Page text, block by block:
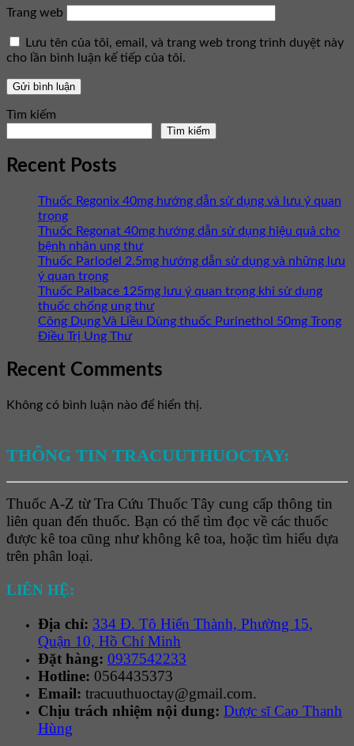
Trang web
Lưu tên của tôi, email, và trang web trong trình duyệt này
cho lần bình luận kế tiếp của tôi.
Tìm kiếm
Tìm kiếm
Recent Posts
Thuốc Regonix 40mg hướng dẫn sử dụng và lưu ý quan
trọng
Thuốc Regonat 40mg hướng dẫn sử dụng hiệu quả cho
bệnh nhân ung thư
Thuốc Parlodel 2.5mg hướng dẫn sử dụng và những lưu
ý quan trọng
Thuốc Palbace 125mg lưu ý quan trọng khi sử dụng
thuốc chống ung thư
Công Dụng Và Liều Dùng thuốc Purinethol 50mg Trong
Điều Trị Ung Thư
Recent Comments
Không có bình luận nào để hiển thị.
THÔNG TIN TRACUUTHUOCTAY:
Thuốc A-Z từ Tra Cứu Thuốc Tây cung cấp thông tin
liên quan đến thuốc. Bạn có thể tìm đọc về các thuốc
được kê toa cũng như không kê toa, hoặc tìm hiểu dựa
trên phân loại.
LIÊN HỆ:
Địa chỉ: 334 Đ. Tô Hiến Thành, Phường 15,
Quận 10, Hồ Chí Minh
Đặt hàng: 0937542233
Hotline: 0564435373
Email: tracuuthuoctay@gmail.com.
Chịu trách nhiệm nội dung: Dược sĩ Cao Thanh
Hùng